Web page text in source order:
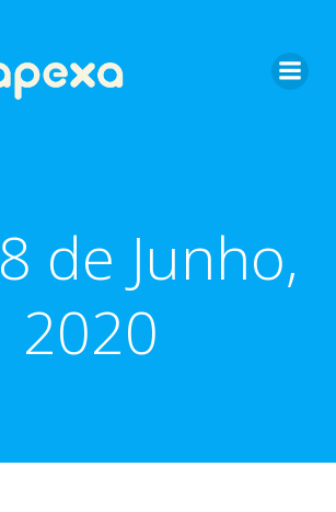
content
8 de Junho,
2020